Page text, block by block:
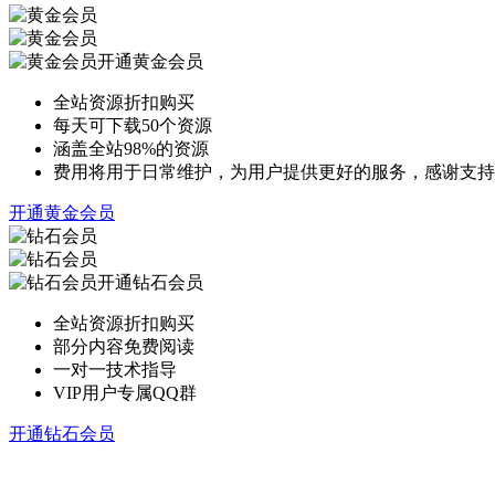
开通黄金会员
全站资源折扣购买
每天可下载50个资源
涵盖全站98%的资源
费用将用于日常维护，为用户提供更好的服务，感谢支持
开通黄金会员
开通钻石会员
全站资源折扣购买
部分内容免费阅读
一对一技术指导
VIP用户专属QQ群
开通钻石会员